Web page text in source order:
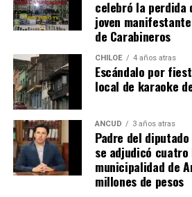
Voces al unísono se escuchan y se
sociales, el pedido de donar ese
resuena desde todo Chiloé, cuna
parte de Camila Gómez, hasta
que, a diferencia del conocido
los caminos conducen a… La
espera ese gesto por parte de la
Tomás, los pasos siguen
en pos de que cada kilómetro
que una llegada a Santiago, un
celebró la perdida
joven
de Carabineros
CHILOE 4 años atras
Escándalo por
local de karaoke
ANCUD 3 años atras
Padre del
se adjudicó
municipalidad de
millones de pesos